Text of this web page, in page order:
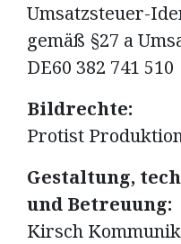
Umsatzsteuer-
gemäß §27 a
DE60 382 741 510
Bildrechte:
Protist
Gestaltung,
und Betreuung:
Kirsch